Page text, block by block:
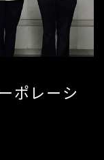
ポレーシ